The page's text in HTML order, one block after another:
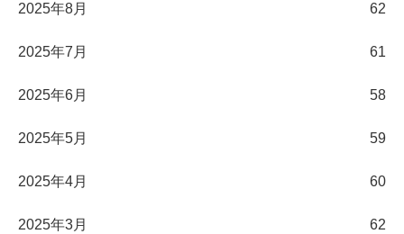
2025年8月 62
2025年7月 61
2025年6月 58
2025年5月 59
2025年4月 60
2025年3月 62